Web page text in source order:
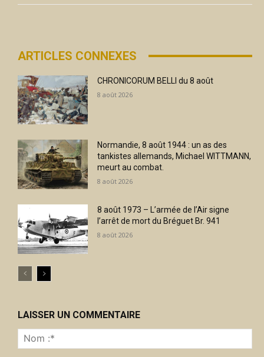
ARTICLES CONNEXES
CHRONICORUM BELLI du 8 août
8 août 2026
Normandie, 8 août 1944 : un as des
tankistes allemands, Michael WITTMANN,
meurt au combat.
8 août 2026
8 août 1973 – L’armée de l’Air signe
l’arrêt de mort du Bréguet Br. 941
8 août 2026
LAISSER UN COMMENTAIRE
:*